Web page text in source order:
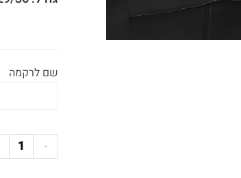
שם לרקמה
-